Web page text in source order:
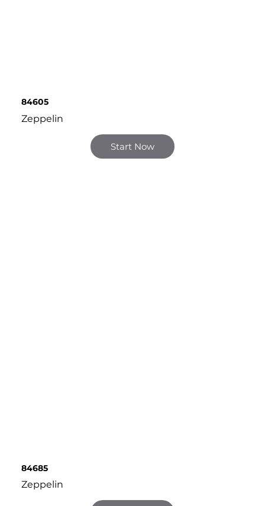
84605
Zeppelin
Start Now
84685
Zeppelin